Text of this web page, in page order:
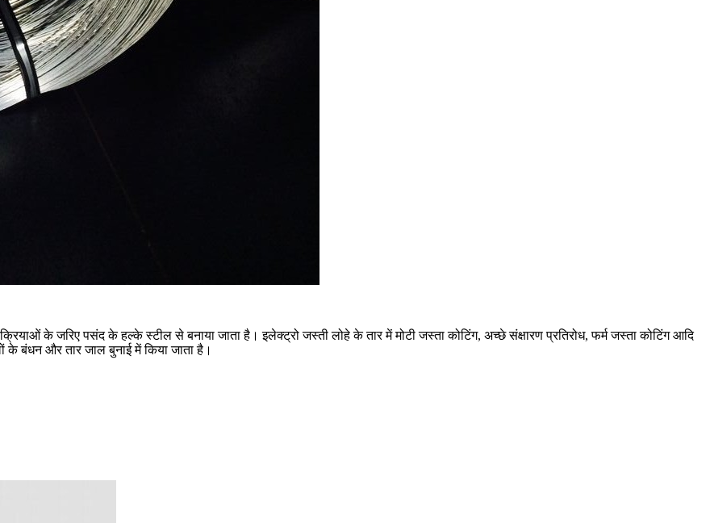
के जरिए पसंद के हल्के स्टील से बनाया जाता है। इलेक्ट्रो जस्ती लोहे के तार में मोटी जस्ता कोटिंग, अच्छे संक्षारण प्रतिरोध, फर्म जस्ता कोटिंग आदि
के बंधन और तार जाल बुनाई में किया जाता है।